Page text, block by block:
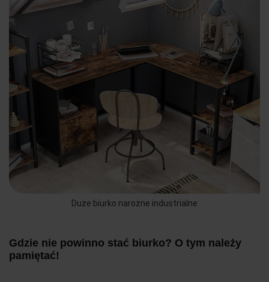
Duże biurko narożne industrialne
Gdzie nie powinno stać biurko? O tym należy
pamiętać!